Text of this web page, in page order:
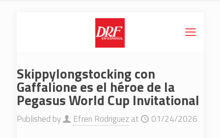
Skippylongstocking con
Gaffalione es el héroe de la
Pegasus World Cup Invitational
Published by Efren Rodriguez at 01/24/2026